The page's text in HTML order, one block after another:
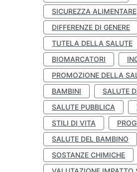
SICUREZZA ALIMENTARE
DIFFERENZE DI GENERE
TUTELA DELLA SALUTE
BIOMARCATORI
PROMOZIONE DELLA
BAMBINI
SALUTE
SALUTE PUBBLICA
STILI DI VITA
SALUTE DEL BAMBINO
SOSTANZE CHIMICHE